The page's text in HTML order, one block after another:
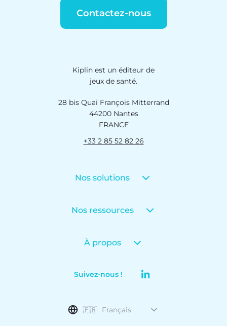
Contactez-nous
Kiplin est un éditeur de
jeux de santé.
28 bis Quai François Mitterrand
44200 Nantes
FRANCE
+33 2 85 52 82 26
Nos solutions
Nos ressources
À propos
Suivez-nous !
🇫🇷 Français